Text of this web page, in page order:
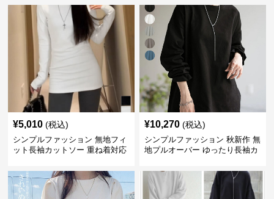
¥5,010 (税込)
シンプルファッション 無地フィ
ット長袖カットソー 重ね着対応
¥10,270 (税込)
シンプルファッション 秋新作 無
地プルオーバー ゆったり長袖カ